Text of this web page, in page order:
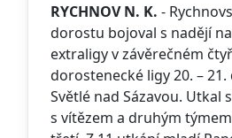
RYCHNOV N. K. -
dorostu bojoval s nadějí
extraligy v závěrečném
dorostenecké ligy 20. – 21.
Světlé nad Sázavou. Utkal
s vítězem a druhým